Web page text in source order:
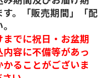
。「販売期間」「配
でに祝日・お盆期
容に不備等があっ
ることがございま